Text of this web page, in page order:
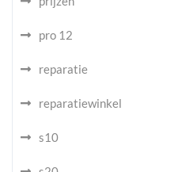
pro 12
reparatie
reparatiewinkel
s10